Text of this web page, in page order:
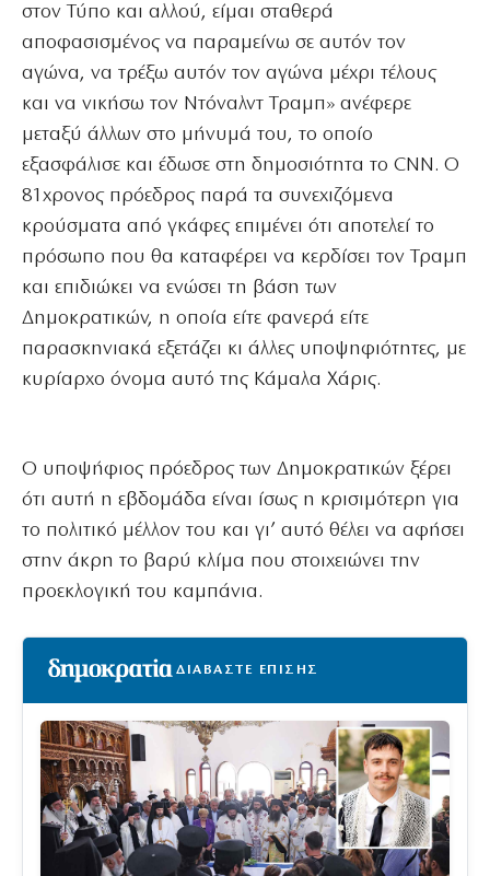
στον Τύπο και αλλού, είμαι σταθερά
αποφασισμένος να παραμείνω σε αυτόν τον
αγώνα, να τρέξω αυτόν τον αγώνα μέχρι τέλους
και να νικήσω τον Ντόναλντ Τραμπ» ανέφερε
μεταξύ άλλων στο μήνυμά του, το οποίο
εξασφάλισε και έδωσε στη δημοσιότητα το CNN. Ο
81χρονος πρόεδρος παρά τα συνεχιζόμενα
κρούσματα από γκάφες επιμένει ότι αποτελεί το
πρόσωπο που θα καταφέρει να κερδίσει τον Τραμπ
και επιδιώκει να ενώσει τη βάση των
Δημοκρατικών, η οποία είτε φανερά είτε
παρασκηνιακά εξετάζει κι άλλες υποψηφιότητες, με
κυρίαρχο όνομα αυτό της Κάμαλα Χάρις.
Ο υποψήφιος πρόεδρος των Δημοκρατικών ξέρει
ότι αυτή η εβδομάδα είναι ίσως η κρισιμότερη για
το πολιτικό μέλλον του και γι’ αυτό θέλει να αφήσει
στην άκρη το βαρύ κλίμα που στοιχειώνει την
προεκλογική του καμπάνια.
ΔΙΑΒΑΣΤΕ ΕΠΙΣΗΣ